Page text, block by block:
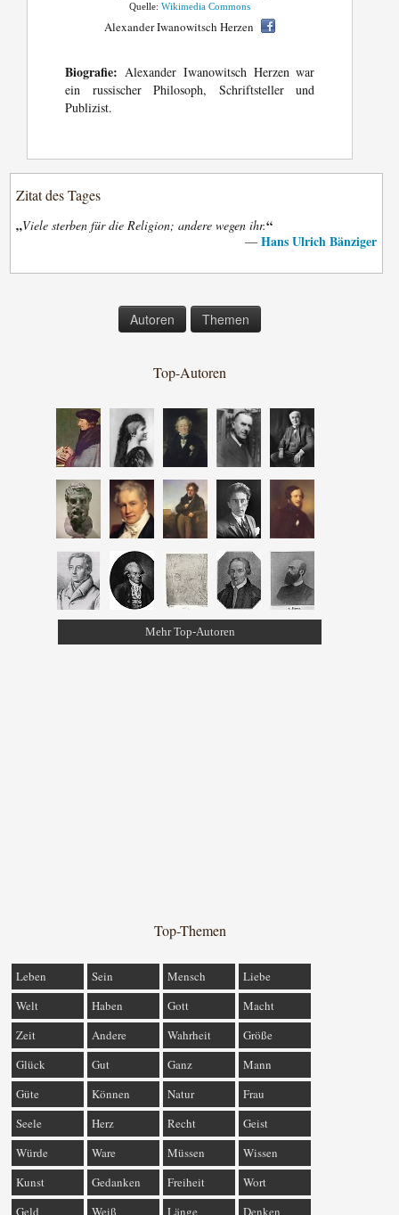
Quelle:Wikimedia Commons
Alexander Iwanowitsch Herzen
Biografie: Alexander Iwanowitsch Herzen war
ein russischer Philosoph, Schriftsteller und
Publizist.
Zitat des Tages
„Viele sterben für die Religion; andere wegen ihr.“
— Hans Ulrich Bänziger
Autoren Themen
Top-Autoren
Mehr Top-Autoren
Top-Themen
Leben Sein Mensch
Liebe
Welt
Haben Gott
Macht
Zeit
Andere Wahrheit
Größe
Glück
Gut Ganz
Mann
Güte
Können Natur
Frau
Seele
Herz Recht
Geist
Würde
Ware Müssen
Wissen
Kunst
Gedanken Freiheit
Wort
Geld
Weiß Länge Denken